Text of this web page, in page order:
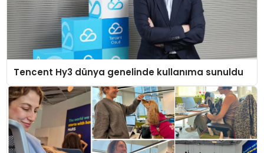
Tencent Hy3 dünya genelinde kullanıma sunuldu